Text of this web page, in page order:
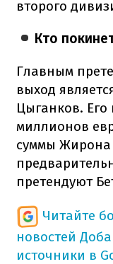
второго
Кто
Главным
выход
Цыганков.
миллионов
суммы Жирона
претендуют
Читайте
новостей
источники в